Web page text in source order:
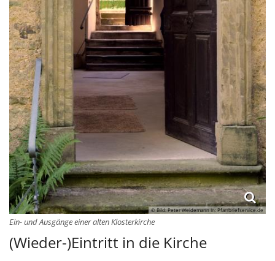
© Bild: Peter Weidemann In: Pfarrbriefservice.de
Ein- und Ausgänge einer alten Klosterkirche
(Wieder-)Eintritt in die Kirche